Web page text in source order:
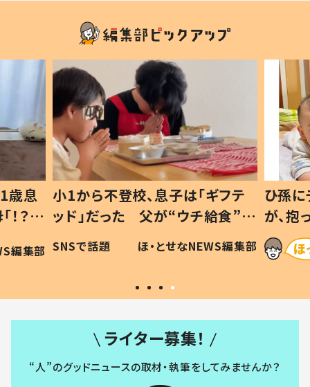
歳息
？」
編集部
小1から不登校、息子は「ギフテ
ッド」だった 父が“ウチ給食”を
作り続ける理由とは #令和の親
#令和の子
SNSで話題 ほ・とせなNEWS編集部
ひ孫
が、
「涙が
い」
ライター募集！
“人”のグッドニュースの取材・執筆をしてみませんか？